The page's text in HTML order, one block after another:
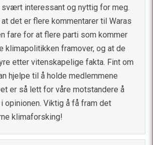
svært interessant og nyttig for meg.
det er flere kommentarer til Waras
fare for at flere parti som kommer
klimapolitikken framover, og at de
etter vitenskapelige fakta. Fint om
hjelpe til å holde medlemmene
er så lett for våre motstandere å
opinionen. Viktig å få fram det
klimaforsking!